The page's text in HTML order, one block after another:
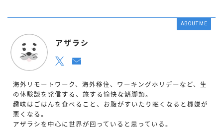
ABOUT ME
アザラシ
海外リモートワーク、海外移住、ワーキングホリデーなど、生
の体験談を発信する、旅する愉快な鰭脚類。
趣味はごはんを食べること、お腹がすいたり眠くなると機嫌が
悪くなる。
アザラシを中心に世界が回っていると思っている。